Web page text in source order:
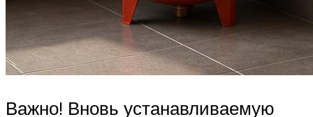
Важно! Вновь устанавливаемую